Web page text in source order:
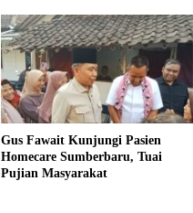
Gus Fawait Kunjungi Pasien
Homecare Sumberbaru, Tuai
Pujian Masyarakat